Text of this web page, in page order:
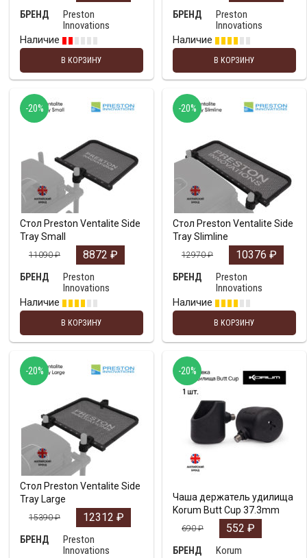
БРЕНД
Preston
Innovations
Наличие
В КОРЗИНУ
БРЕНД
Preston
Innovations
Наличие
В КОРЗИНУ
Стол Preston Ventalite Side
Tray Small
11090₽ 8872 ₽
БРЕНД
Preston
Innovations
Наличие
В КОРЗИНУ
-20%
Стол Preston Ventalite Side
Tray Slimline
12970₽ 10376 ₽
БРЕНД
Preston
Innovations
Наличие
В КОРЗИНУ
-20%
Стол Preston Ventalite Side
Tray Large
15390₽ 12312 ₽
БРЕНД
Preston
Innovations
-20%
Чаша держатель удилища
Korum Butt Cup 37.3mm
690₽ 552 ₽
БРЕНД
Korum
-20%